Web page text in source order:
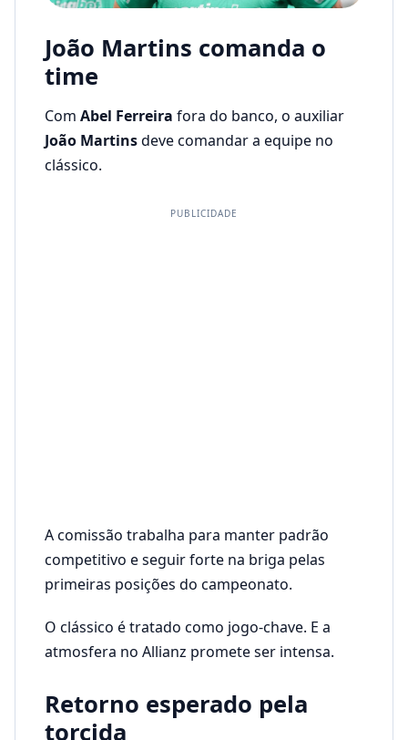
João Martins comanda o
time
Com Abel Ferreira fora do banco, o auxiliar
João Martinsdeve comandar a equipe no
clássico.
PUBLICIDADE
A comissão trabalha para manter padrão
competitivo e seguir forte na briga pelas
primeiras posições do campeonato.
O clássico é tratado como jogo-chave. E a
atmosfera no Allianz promete ser intensa.
Retorno esperado pela
torcida